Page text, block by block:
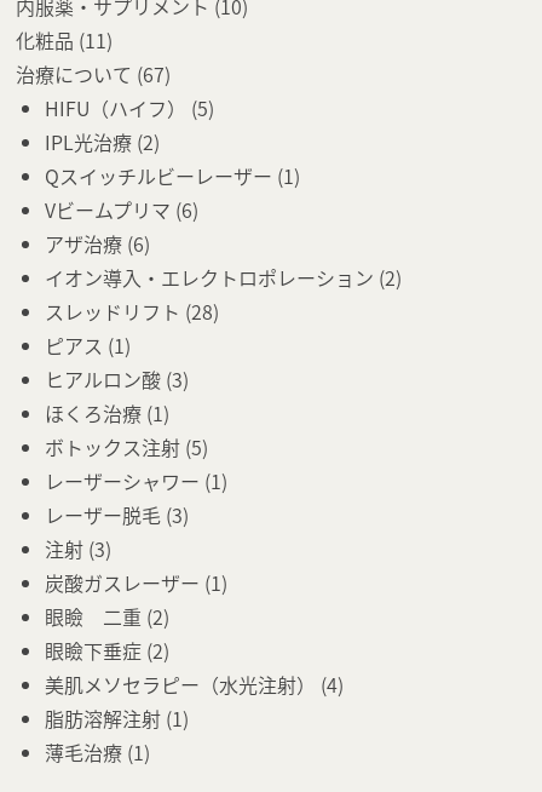
内服薬・サプリメント (10)
化粧品 (11)
治療について (67)
HIFU（ハイフ）
(5)
IPL光治療 (2)
Qスイッチルビーレーザー (1)
Vビームプリマ (6)
アザ治療 (6)
イオン導入・エレクトロポレーション (2)
スレッドリフト (28)
ピアス (1)
ヒアルロン酸 (3)
ほくろ治療 (1)
ボトックス注射 (5)
レーザーシャワー (1)
レーザー脱毛 (3)
注射 (3)
炭酸ガスレーザー (1)
眼瞼 二重 (2)
眼瞼下垂症 (2)
美肌メソセラピー（水光注射）
(4)
脂肪溶解注射 (1)
薄毛治療 (1)